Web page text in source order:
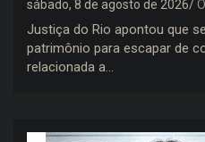
sábado, 8 de agosto de 2026
Justiça do Rio apontou que
patrimônio para escapar de
relacionada a…